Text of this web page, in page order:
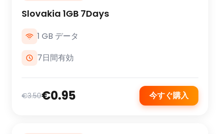
Slovakia 1GB 7Days
1 GB データ
7日間有効
€3.50€0.95 今すぐ購入